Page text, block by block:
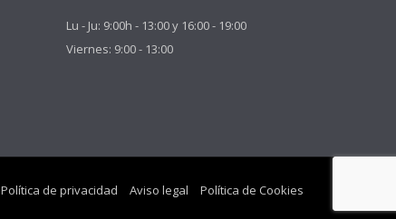
Lu - Ju: 9:00h - 13:00 y 16:00 - 19:00
Viernes: 9:00 - 13:00
Política de privacidad Aviso legal Política de Cookies